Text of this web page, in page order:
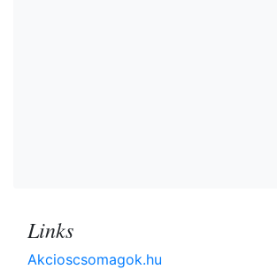
Links
Akcioscsomagok.hu